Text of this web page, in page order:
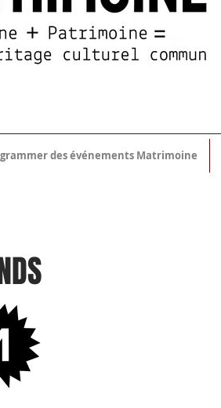
des événements Matrimoine